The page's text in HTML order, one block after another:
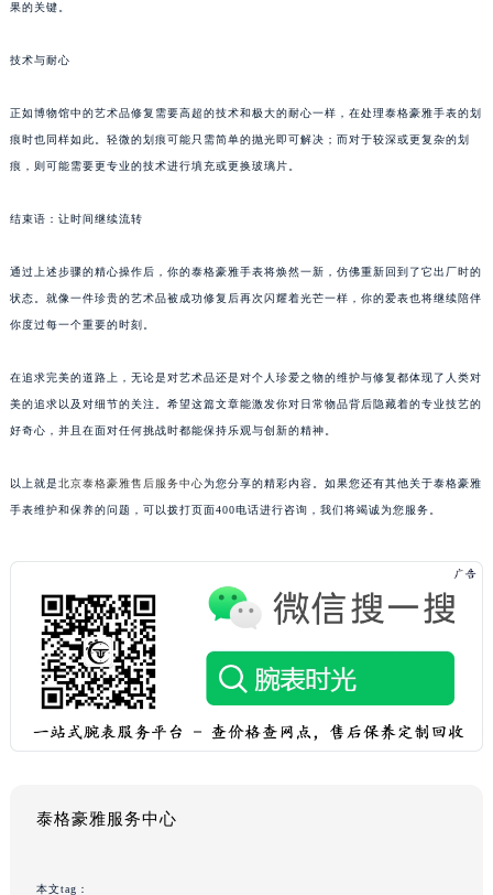
果的关键。
技术与耐心
正如博物馆中的艺术品修复需要高超的技术和极大的耐心一样，在处理泰格豪雅手表的划
痕时也同样如此。轻微的划痕可能只需简单的抛光即可解决；而对于较深或更复杂的划
痕，则可能需要更专业的技术进行填充或更换玻璃片。
结束语：让时间继续流转
通过上述步骤的精心操作后，你的泰格豪雅手表将焕然一新，仿佛重新回到了它出厂时的
状态。就像一件珍贵的艺术品被成功修复后再次闪耀着光芒一样，你的爱表也将继续陪伴
你度过每一个重要的时刻。
在追求完美的道路上，无论是对艺术品还是对个人珍爱之物的维护与修复都体现了人类对
美的追求以及对细节的关注。希望这篇文章能激发你对日常物品背后隐藏着的专业技艺的
好奇心，并且在面对任何挑战时都能保持乐观与创新的精神。
以上就是北京泰格豪雅售后服务中心为您分享的精彩内容。如果您还有其他关于泰格豪雅
手表维护和保养的问题，可以拨打页面400电话进行咨询，我们将竭诚为您服务。
泰格豪雅服务中心
本文tag：